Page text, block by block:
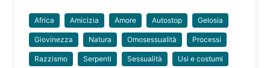
Africa Amicizia Amore Autostop Gelosia
Giovinezza Natura Omosessualità Processi
Razzismo Serpenti Sessualità Usi e costumi